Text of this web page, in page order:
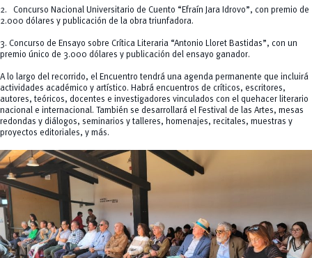
2. Concurso Nacional Universitario de Cuento “Efraín Jara Idrovo”, con premio de
2.000 dólares y publicación de la obra triunfadora.
3. Concurso de Ensayo sobre Crítica Literaria “Antonio Lloret Bastidas”, con un
premio único de 3.000 dólares y publicación del ensayo ganador.
A lo largo del recorrido, el Encuentro tendrá una agenda permanente que incluirá
actividades académico y artístico. Habrá encuentros de críticos, escritores,
autores, teóricos, docentes e investigadores vinculados con el quehacer literario
nacional e internacional. También se desarrollará el Festival de las Artes, mesas
redondas y diálogos, seminarios y talleres, homenajes, recitales, muestras y
proyectos editoriales, y más.